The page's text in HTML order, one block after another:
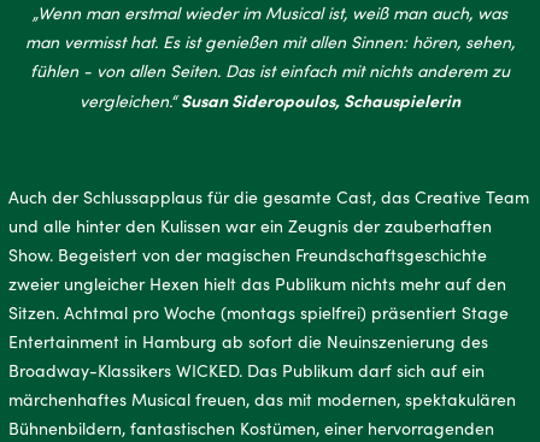
„Wenn man erstmal wieder im Musical ist, weiß man auch, was
man vermisst hat. Es ist genießen mit allen Sinnen: hören, sehen,
fühlen - von allen Seiten. Das ist einfach mit nichts anderem zu
vergleichen.“Susan Sideropoulos, Schauspielerin
Auch der Schlussapplaus für die gesamte Cast, das Creative Team
und alle hinter den Kulissen war ein Zeugnis der zauberhaften
Show. Begeistert von der magischen Freundschaftsgeschichte
zweier ungleicher Hexen hielt das Publikum nichts mehr auf den
Sitzen. Achtmal pro Woche (montags spielfrei) präsentiert Stage
Entertainment in Hamburg ab sofort die Neuinszenierung des
Broadway-Klassikers WICKED. Das Publikum darf sich auf ein
märchenhaftes Musical freuen, das mit modernen, spektakulären
Bühnenbildern, fantastischen Kostümen, einer hervorragenden